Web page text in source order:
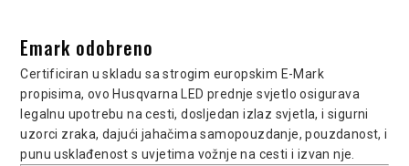
Emark odobreno
Certificiran u skladu sa strogim europskim E-Mark
propisima, ovo Husqvarna LED prednje svjetlo osigurava
legalnu upotrebu na cesti, dosljedan izlaz svjetla, i sigurni
uzorci zraka, dajući jahačima samopouzdanje, pouzdanost, i
punu usklađenost s uvjetima vožnje na cesti i izvan nje.